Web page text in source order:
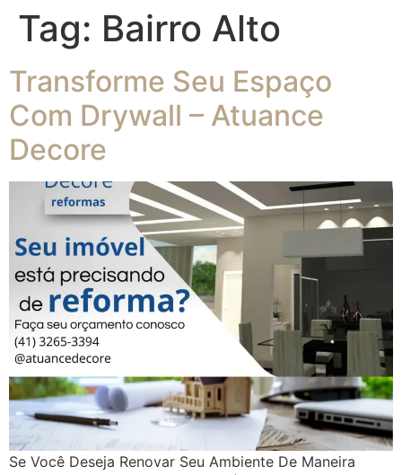
Tag: Bairro Alto
Transforme Seu Espaço
Com Drywall – Atuance
Decore
Se Você Deseja Renovar Seu Ambiente De Maneira